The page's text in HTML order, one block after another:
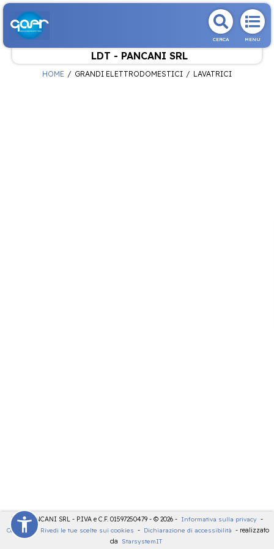
CERCA MENU
LDT - PANCANI SRL
HOME GRANDI ELETTRODOMESTICI LAVATRICI
LDT - PANCANI SRL - P.IVA e C.F. 01597250479 - © 2026 - Informativa sulla privacy -
Cookies
- Rivedi le tue scelte sui cookies - Dichiarazione di accessibilità - realizzato
da
StarsystemIT